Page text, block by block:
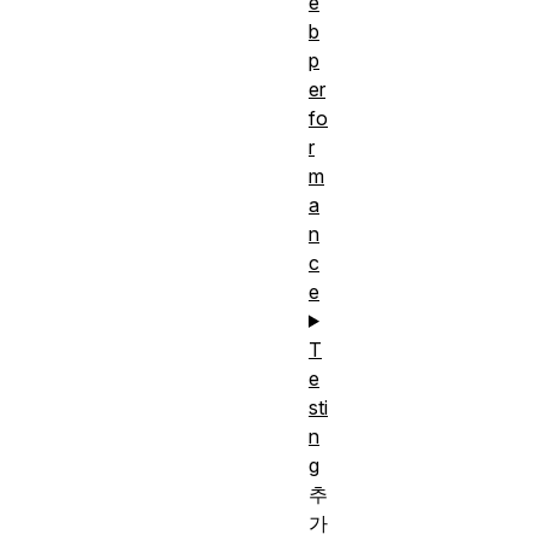
b
p
er
fo
r
m
a
n
c
e
T
e
sti
n
g
추
가